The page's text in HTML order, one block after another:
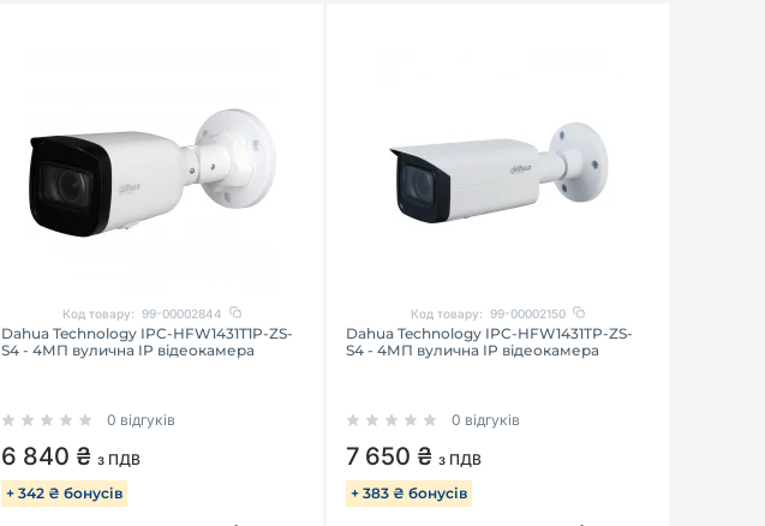
Код товару: 99-00002844
Dahua Technology IPC-HFW1431T1P-ZS-
S4 - 4МП вулична IP відеокамера
0 відгуків
6 840 ₴ з ПДВ
+ 342 ₴ бонусів
Код товару: 99-00002150
Dahua Technology IPC-HFW1431TP-ZS-
S4 - 4МП вулична IP відеокамера
0 відгуків
7 650 ₴з ПДВ
+ 383 ₴ бонусів